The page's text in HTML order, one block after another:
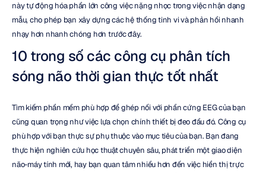
này tự động hóa phần lớn công việc nặng nhọc trong việc nhận dạng
mẫu, cho phép bạn xây dựng các hệ thống tinh vi và phản hồi nhanh
nhạy hơn nhanh chóng hơn trước đây.
10 trong số các công cụ phân tích
sóng não thời gian thực tốt nhất
Tìm kiếm phần mềm phù hợp để ghép nối với phần cứng EEG của bạn
cũng quan trọng như việc lựa chọn chính thiết bị đeo đầu đó. Công cụ
phù hợp với bạn thực sự phụ thuộc vào mục tiêu của bạn. Bạn đang
thực hiện nghiên cứu học thuật chuyên sâu, phát triển một giao diện
não-máy tính mới, hay bạn quan tâm nhiều hơn đến việc hiển thị trực